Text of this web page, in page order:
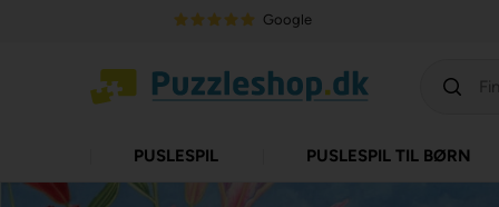
Google
PUSLESPIL PUSLESPIL TIL BØRN